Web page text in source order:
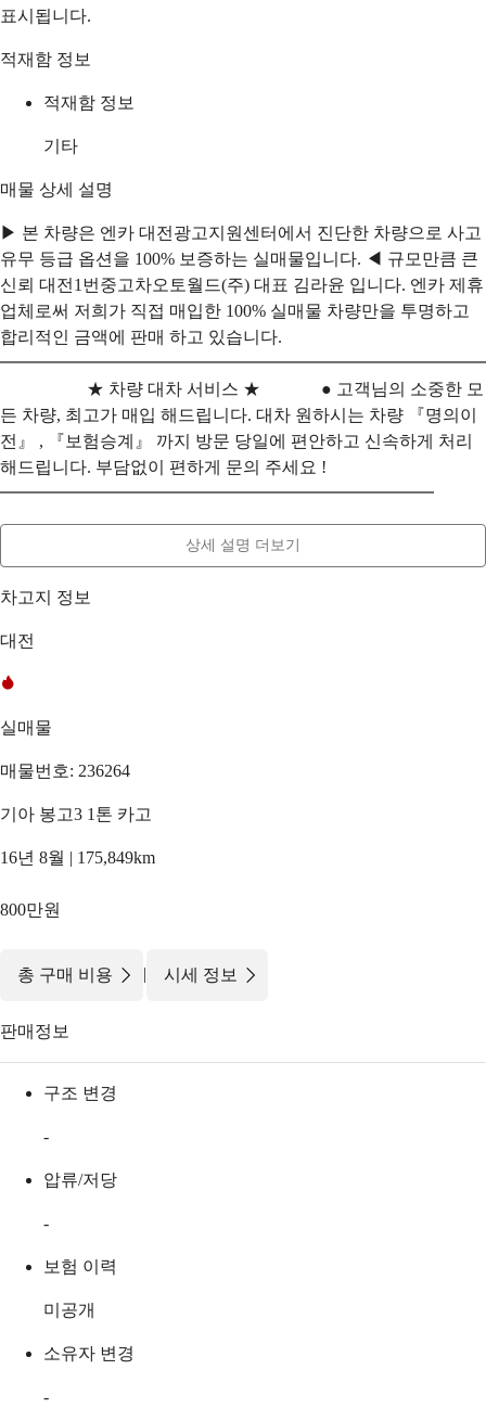
표시됩니다.
적재함 정보
적재함 정보
기타
매물 상세 설명
▶ 본 차량은 엔카 대전광고지원센터에서 진단한 차량으로 사고
유무 등급 옵션을 100% 보증하는 실매물입니다. ◀ 규모만큼 큰
신뢰 대전1번중고차오토월드(주) 대표 김라윤 입니다. 엔카 제휴
업체로써 저희가 직접 매입한 100% 실매물 차량만을 투명하고
합리적인 금액에 판매 하고 있습니다.
★ 차량 대차 서비스 ★ ● 고객님의 소중한 모
든 차량, 최고가 매입 해드립니다. 대차 원하시는 차량 『명의이
전』 , 『보험승계』 까지 방문 당일에 편안하고 신속하게 처리
해드립니다. 부담없이 편하게 문의 주세요 !
━━━━━━━━━━━━━━━━━━━━━━━━━
상세 설명 더보기
차고지 정보
대전
실매물
매물번호: 236264
기아 봉고3 1톤 카고
16년 8월 | 175,849km
800만원
총 구매 비용 | 시세 정보
판매정보
구조 변경
-
압류/저당
-
보험 이력
미공개
소유자 변경
-